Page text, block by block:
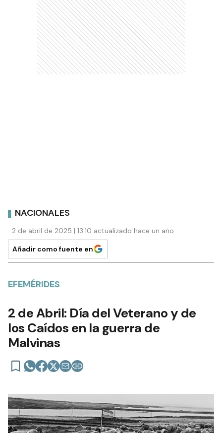
NACIONALES
2 de abril de 2025 | 13:10 actualizado hace un año
Añadir como fuente en
EFEMÉRIDES
2 de Abril: Día del Veterano y de
los Caídos en la guerra de
Malvinas